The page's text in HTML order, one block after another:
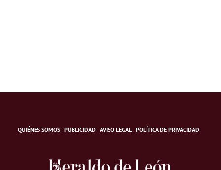
QUIÉNES SOMOS PUBLICIDAD AVISO LEGAL POLÍTICA DE PRIVACIDAD